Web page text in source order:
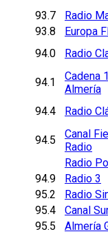
93.7
Radio
93.8
Europa
94.0
Radio
94.1
Cadena
Almería
94.4 Radio
94.5
Canal
Radio
Radio
94.9
Radio 3
95.2
Radio
95.4
Canal
95.5
Almería